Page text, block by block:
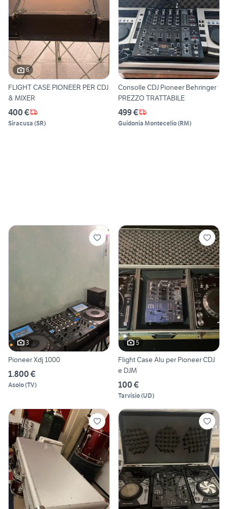
6
FLIGHT CASE PIONEER PER CDJ
& MIXER
400 €
Siracusa (SR)
Consolle CDJ Pioneer Behringer
PREZZO TRATTABILE
499 €
Guidonia Montecelio(RM)
3
Pioneer Xdj 1000
1.800 €
Asolo(TV)
5
Flight Case Alu per Pioneer CDJ
e DJM
100 €
Tarvisio(UD)